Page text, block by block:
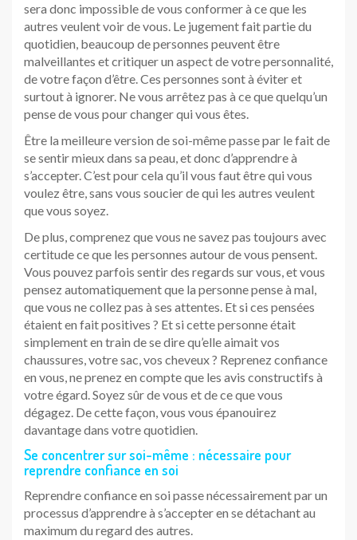
sera donc impossible de vous conformer à ce que les
autres veulent voir de vous. Le jugement fait partie du
quotidien, beaucoup de personnes peuvent être
malveillantes et critiquer un aspect de votre personnalité,
de votre façon d’être. Ces personnes sont à éviter et
surtout à ignorer. Ne vous arrêtez pas à ce que quelqu’un
pense de vous pour changer qui vous êtes.
Être la meilleure version de soi-même passe par le fait de
se sentir mieux dans sa peau, et donc d’apprendre à
s’accepter. C’est pour cela qu’il vous faut être qui vous
voulez être, sans vous soucier de qui les autres veulent
que vous soyez.
De plus, comprenez que vous ne savez pas toujours avec
certitude ce que les personnes autour de vous pensent.
Vous pouvez parfois sentir des regards sur vous, et vous
pensez automatiquement que la personne pense à mal,
que vous ne collez pas à ses attentes. Et si ces pensées
étaient en fait positives ? Et si cette personne était
simplement en train de se dire qu’elle aimait vos
chaussures, votre sac, vos cheveux ? Reprenez confiance
en vous, ne prenez en compte que les avis constructifs à
votre égard. Soyez sûr de vous et de ce que vous
dégagez. De cette façon, vous vous épanouirez
davantage dans votre quotidien.
Se concentrer sur soi-même : nécessaire pour
reprendre confiance en soi
Reprendre confiance en soi passe nécessairement par un
processus d’apprendre à s’accepter en se détachant au
maximum du regard des autres.